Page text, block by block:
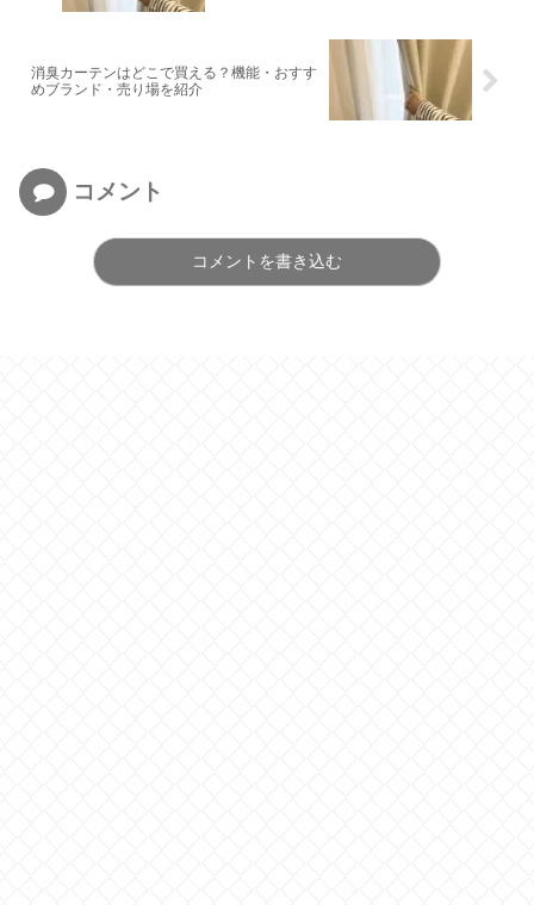
消臭カーテンはどこで買える？機能・おすす
めブランド・売り場を紹介
コメント
コメントを書き込む